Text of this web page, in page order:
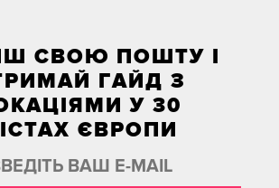
СВОЮ ПОШТУ І
ГАЙД З
У 30
ЄВРОПИ